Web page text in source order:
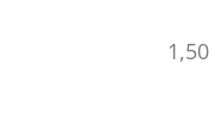
1,50